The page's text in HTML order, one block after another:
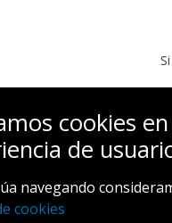
cookies
de
navegando
cookies